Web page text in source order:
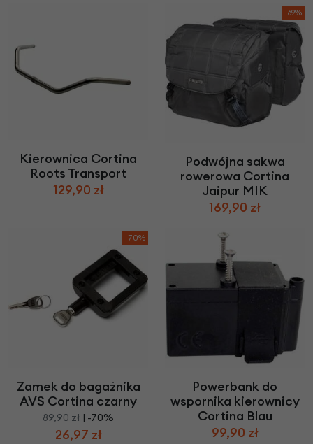
Kierownica Cortina
Roots Transport
129,90 zł
-69%
Podwójna sakwa
rowerowa Cortina
Jaipur MIK
169,90 zł
-70%
Zamek do bagażnika
AVS Cortina czarny
89,90 zł | -70%
26,97 zł
Powerbank do
wspornika kierownicy
Cortina Blau
99,90 zł